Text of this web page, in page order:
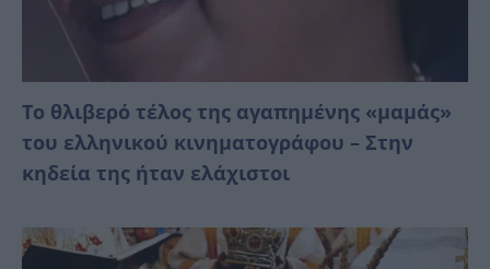
Το θλιβερό τέλος της αγαπημένης «μαμάς»
του ελληνικού κινηματογράφου – Στην
κηδεία της ήταν ελάχιστοι